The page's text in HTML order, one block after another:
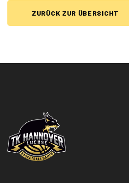
ZURÜCK ZUR ÜBERSICHT